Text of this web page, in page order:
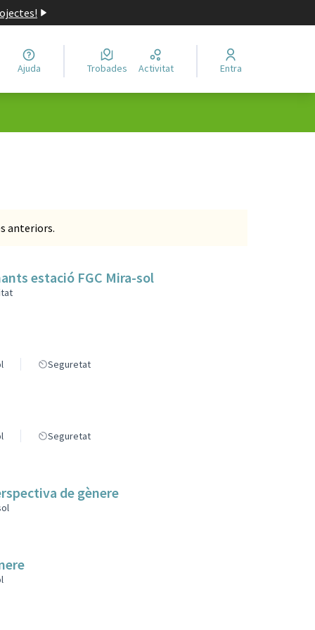
Ajuda Trobades Activitat Entra
anteriors.
estació FGC Mira-sol
Seguretat
Seguretat
de gènere